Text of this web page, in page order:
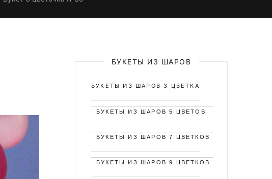
БУКЕТЫ ИЗ ШАРОВ
БУКЕТЫ ИЗ ШАРОВ 3 ЦВЕТКА
БУКЕТЫ ИЗ ШАРОВ 5 ЦВЕТОВ
БУКЕТЫ ИЗ ШАРОВ 7 ЦВЕТКОВ
БУКЕТЫ ИЗ ШАРОВ 9 ЦВЕТКОВ